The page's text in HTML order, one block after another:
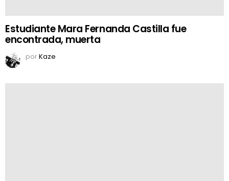
Estudiante Mara Fernanda Castilla fue
encontrada, muerta
porKaze